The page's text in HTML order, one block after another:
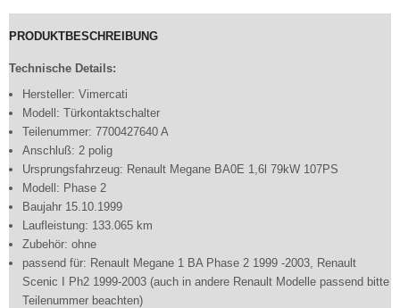
PRODUKTBESCHREIBUNG
Technische Details:
Hersteller: Vimercati
Modell: Türkontaktschalter
Teilenummer: 7700427640 A
Anschluß: 2 polig
Ursprungsfahrzeug: Renault Megane BA0E 1,6l 79kW 107PS
Modell: Phase 2
Baujahr 15.10.1999
Laufleistung: 133.065 km
Zubehör: ohne
passend für: Renault Megane 1 BA Phase 2 1999 -2003, Renault
Scenic I Ph2 1999-2003 (auch in andere Renault Modelle passend bitte
Teilenummer beachten)